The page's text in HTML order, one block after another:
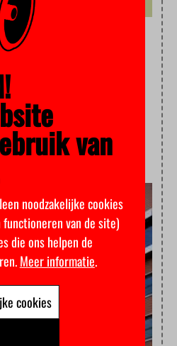
2012
gehakt
om cannabis te verkopen aan
betoogt hoogleraar staats- en
met zijn Groningse collega Jan
morgen in het Nederlands
op 1… van
noodzakelijke cookies
van de site)
die ons helpen de
Meer informatie.
cookies